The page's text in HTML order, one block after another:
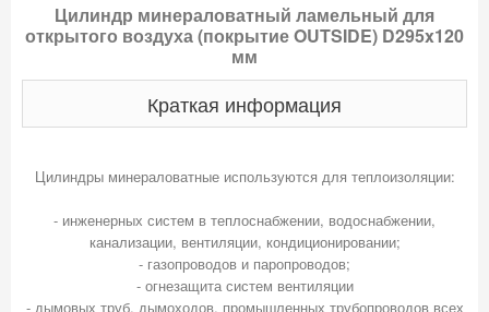
Цилиндр минераловатный ламельный для
открытого воздуха (покрытие OUTSIDE) D295x120
мм
Краткая информация
Цилиндры минераловатные используются для теплоизоляции:
- инженерных систем в теплоснабжении, водоснабжении,
канализации, вентиляции, кондиционировании;
- газопроводов и паропроводов;
- огнезащита систем вентиляции
- дымовых труб, дымоходов, промышленных трубопроводов всех